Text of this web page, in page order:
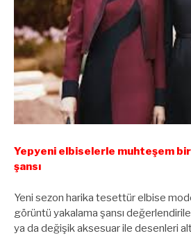
Yepyeni elbiselerle muhteşem
şansı
Yeni sezon harika tesettür elbise
görüntü yakalama şansı
ya da değişik aksesuar ile desenleri